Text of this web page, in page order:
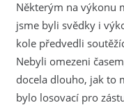
Některým na výkonu
jsme byli svědky i
kole předvedli
Nebyli omezeni
docela dlouho, jak to
bylo losovací pro